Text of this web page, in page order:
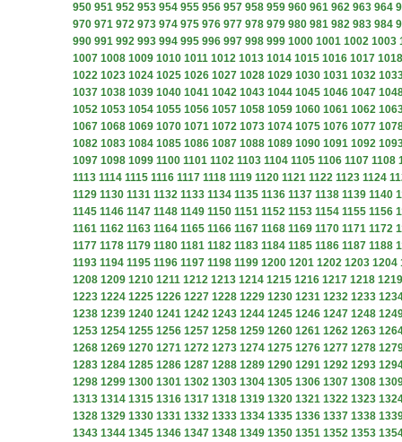
950 951 952 953 954 955 956 957 958 959 960 961 962 963 964
970 971 972 973 974 975 976 977 978 979 980 981 982 983 984
990 991 992 993 994 995 996 997 998 999 1000 1001 1002 1003
1007 1008 1009 1010 1011 1012 1013 1014 1015 1016 1017 1018
1022 1023 1024 1025 1026 1027 1028 1029 1030 1031 1032
1037 1038 1039 1040 1041 1042 1043 1044 1045 1046 1047
1052 1053 1054 1055 1056 1057 1058 1059 1060 1061 1062
1067 1068 1069 1070 1071 1072 1073 1074 1075 1076 1077
1082 1083 1084 1085 1086 1087 1088 1089 1090 1091 1092
1097 1098 1099 1100 1101 1102 1103 1104 1105 1106 1107 1108
1113 1114 1115 1116 1117 1118 1119 1120 1121 1122 1123 1124
1129 1130 1131 1132 1133 1134 1135 1136 1137 1138 1139 1140
1145 1146 1147 1148 1149 1150 1151 1152 1153 1154 1155 1156
1161 1162 1163 1164 1165 1166 1167 1168 1169 1170 1171 1172
1177 1178 1179 1180 1181 1182 1183 1184 1185 1186 1187 1188
1193 1194 1195 1196 1197 1198 1199 1200 1201 1202 1203 1204
1208 1209 1210 1211 1212 1213 1214 1215 1216 1217 1218 1219
1223 1224 1225 1226 1227 1228 1229 1230 1231 1232 1233
1238 1239 1240 1241 1242 1243 1244 1245 1246 1247 1248
1253 1254 1255 1256 1257 1258 1259 1260 1261 1262 1263
1268 1269 1270 1271 1272 1273 1274 1275 1276 1277 1278
1283 1284 1285 1286 1287 1288 1289 1290 1291 1292 1293
1298 1299 1300 1301 1302 1303 1304 1305 1306 1307 1308
1313 1314 1315 1316 1317 1318 1319 1320 1321 1322 1323
1328 1329 1330 1331 1332 1333 1334 1335 1336 1337 1338
1343 1344 1345 1346 1347 1348 1349 1350 1351 1352 1353